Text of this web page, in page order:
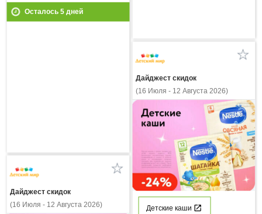
Осталось 5дней
Дайджест скидок
(16 Июля - 12 Августа 2026)
Детские каши
Дайджест скидок
(16 Июля - 12 Августа 2026)